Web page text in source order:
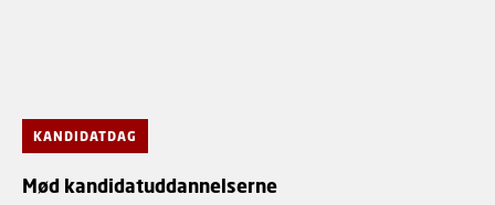
KANDIDATDAG
Mød kandidatuddannelserne